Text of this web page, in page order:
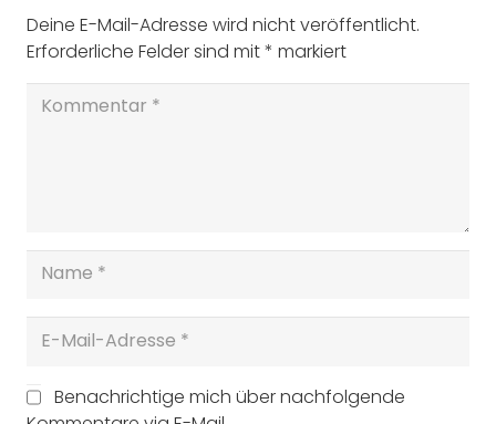
Deine E-Mail-Adresse wird nicht veröffentlicht.
Erforderliche Felder sind mit* markiert
Benachrichtige mich über nachfolgende